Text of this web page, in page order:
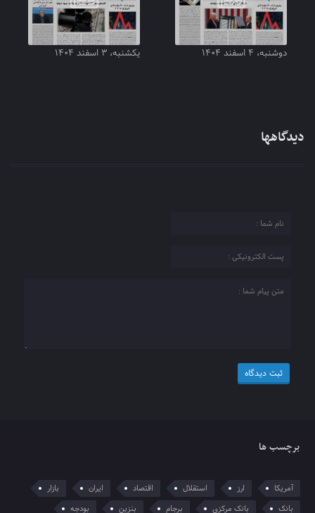
دوشنبه، ۴ اسفند ۱۴۰۴ یکشنبه، ۳ اسفند ۱۴۰۴
دیدگاهها
برچسب ها
آمریکا ارز استقلال اقتصاد ایران
بازار
بانک
بانک مرکزی برجام بنزین بودجه